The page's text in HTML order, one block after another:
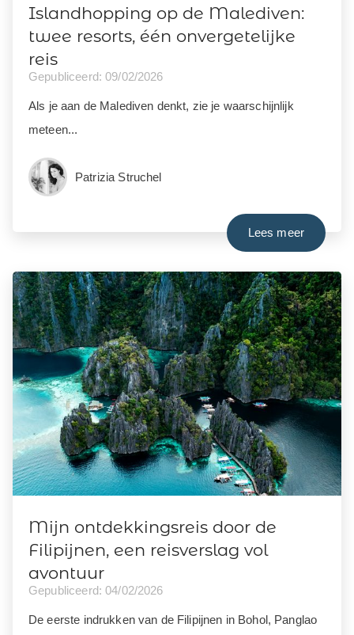
Islandhopping op de Malediven:
twee resorts, één onvergetelijke
reis
Gepubliceerd: 09/02/2026
Als je aan de Malediven denkt, zie je waarschijnlijk
meteen...
Patrizia Struchel
Lees meer
Mijn ontdekkingsreis door de
Filipijnen, een reisverslag vol
avontuur
Gepubliceerd: 04/02/2026
De eerste indrukken van de Filipijnen in Bohol, Panglao